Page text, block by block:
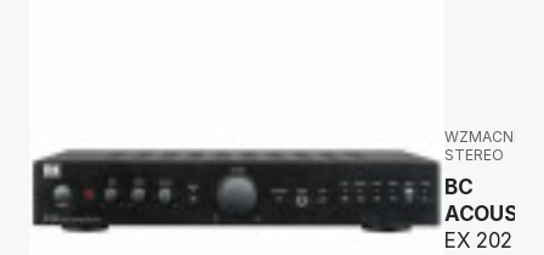
STEREO
BC
EX 202